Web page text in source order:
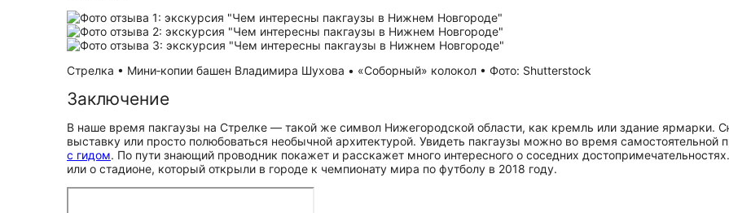
Стрелка • Мини‑копии башен Владимира Шухова • «Соборный» колокол • Фото: Shutterstock
Заключение
В наше время пакгаузы на Стрелке — такой же символ Нижегородской области, как кремль или здание ярмарки.
выставку или просто полюбоваться необычной архитектурой. Увидеть пакгаузы можно во время самостоятельной
с гидом. По пути знающий проводник покажет и расскажет много интересного о соседних
или о стадионе, который открыли в городе к чемпионату мира по футболу в 2018 году.